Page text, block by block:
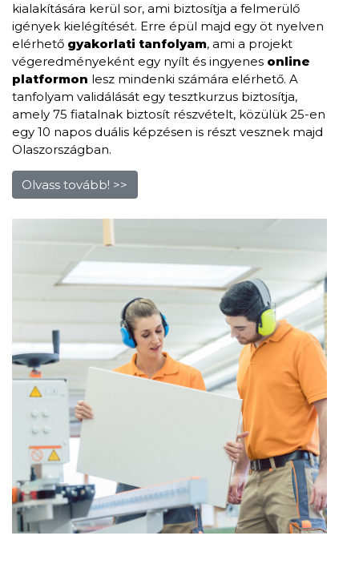
kialakítására kerül sor, ami biztosítja a felmerülő
igények kielégítését. Erre épül majd egy öt nyelven
elérhető gyakorlati tanfolyam, ami a projekt
végeredményeként egy nyílt és ingyenes online
platformon lesz mindenki számára elérhető. A
tanfolyam validálását egy tesztkurzus biztosítja,
amely 75 fiatalnak biztosít részvételt, közülük 25-en
egy 10 napos duális képzésen is részt vesznek majd
Olaszországban.
Olvass tovább! >>